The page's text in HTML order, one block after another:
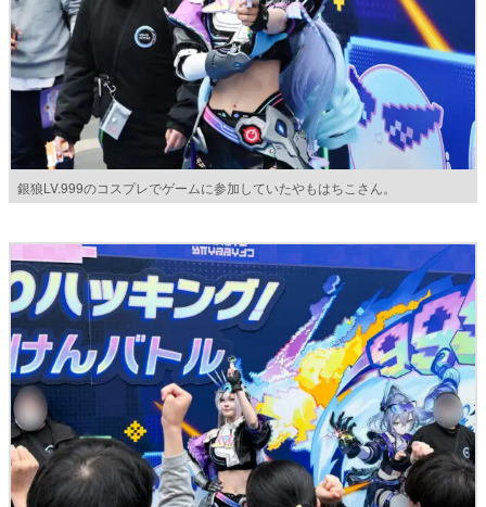
銀狼LV.999のコスプレでゲームに参加していたやもはちこさん。